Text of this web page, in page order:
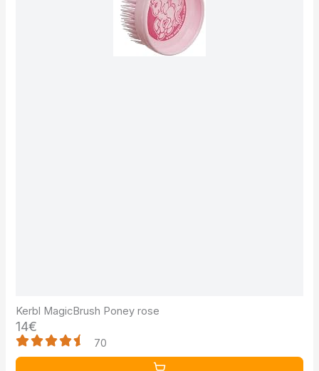
Kerbl MagicBrush Poney rose
14€
70